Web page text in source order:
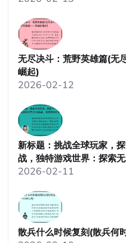
无尽决斗：荒野英雄篇(
崛起)
2026-02-12
新标题：挑战全球玩家，
战，独特游戏世界：探索
2026-02-11
散兵什么时候复刻(散兵